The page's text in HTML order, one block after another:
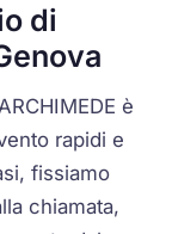
di
è
rapidi e
fissiamo
chiamata,